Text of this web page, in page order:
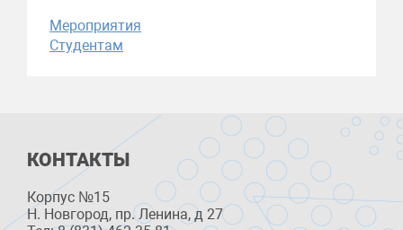
Мероприятия
Студентам
КОНТАКТЫ
Корпус №15
Н. Новгород, пр. Ленина, д 27